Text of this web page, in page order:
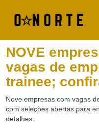
NOVE
vagas de
trainee;
Nove empresas com vagas
com seleções abertas para
detalhes.